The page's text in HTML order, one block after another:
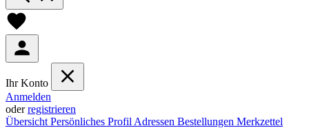
Ihr Konto
Anmelden
oderregistrieren
Übersicht Persönliches Profil Adressen Bestellungen Merkzettel